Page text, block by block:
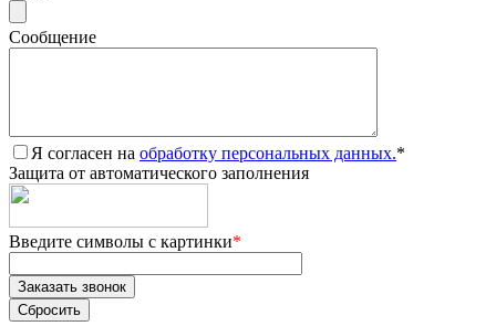
Сообщение
Я согласен на обработку персональных данных.*
Защита от автоматического заполнения
Введите символы с картинки*